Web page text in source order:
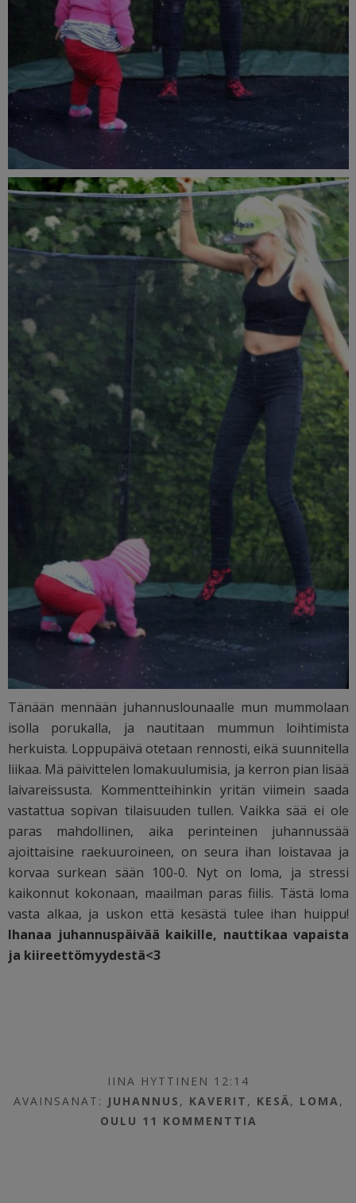
Tänään mennään juhannuslounaalle mun mummolaan
isolla porukalla, ja nautitaan mummun loihtimista
herkuista. Loppupäivä otetaan rennosti, eikä suunnitella
liikaa. Mä päivittelen lomakuulumisia, ja kerron pian lisää
laivareissusta. Kommentteihinkin yritän viimein saada
vastattua sopivan tilaisuuden tullen. Vaikka sää ei ole
paras mahdollinen, aika perinteinen juhannussää
ajoittaisine raekuuroineen, on seura ihan loistavaa ja
korvaa surkean sään 100-0. Nyt on loma, ja stressi
kaikonnut kokonaan, maailman paras fiilis. Tästä loma
vasta alkaa, ja uskon että kesästä tulee ihan huippu!
Ihanaa juhannuspäivää kaikille, nauttikaa vapaista
ja kiireettömyydestä<3
IINA HYTTINEN 12:14
AVAINSANAT: JUHANNUS , KAVERIT , KESÄ, LOMA,
OULU 11 KOMMENTTIA